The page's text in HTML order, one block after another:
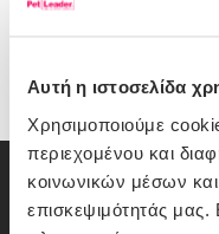
Αυτή η ιστοσελίδα
Χρησιμοποιούμε
περιεχομένου και
κοινωνικών μέσων
επισκεψιμότητάς
Εγγραφή